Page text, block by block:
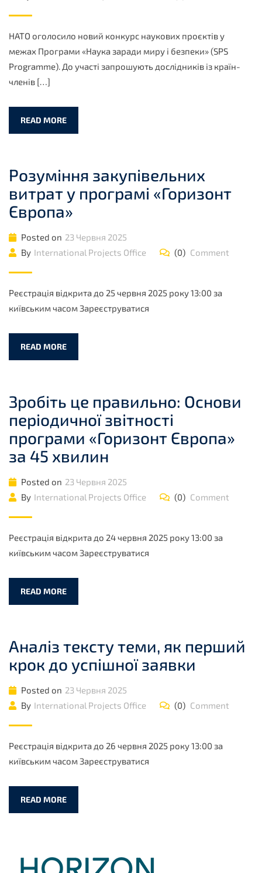
НАТО оголосило новий конкурс наукових проєктів у
межах Програми «Наука заради миру і безпеки» (SPS
Programme). До участі запрошують дослідників із країн-
членів […]
READ MORE
Розуміння закупівельних
витрат у програмі «Горизонт
Європа»
Posted on 23 Червня 2025
By International Projects Office (0) Comment
Реєстрація відкрита до 25 червня 2025 року 13:00 за
київським часом Зареєструватися
READ MORE
Зробіть це правильно: Основи
періодичної звітності
програми «Горизонт Європа»
за 45 хвилин
Posted on 23 Червня 2025
By International Projects Office (0) Comment
Реєстрація відкрита до 24 червня 2025 року 13:00 за
київським часом Зареєструватися
READ MORE
Аналіз тексту теми, як перший
крок до успішної заявки
Posted on 23 Червня 2025
By International Projects Office (0) Comment
Реєстрація відкрита до 26 червня 2025 року 13:00 за
київським часом Зареєструватися
READ MORE